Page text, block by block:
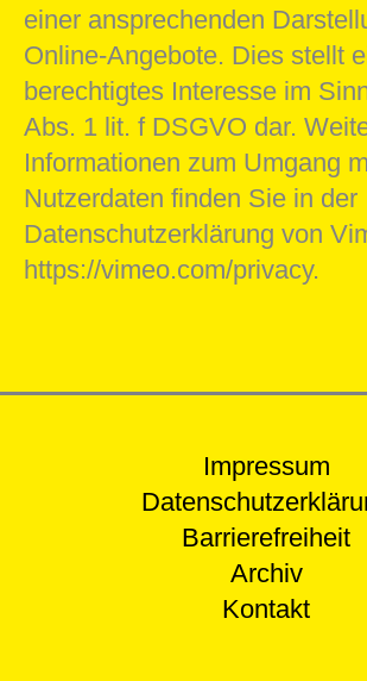
einer ansprechenden
Online-Angebote. Dies stellt
berechtigtes Interesse im
Abs. 1 lit. f DSGVO dar.
Informationen zum Umgang
Nutzerdaten finden Sie in der
Datenschutzerklärung von
https://vimeo.com/privacy.
Impressum
Barrierefreiheit
Archiv
Kontakt